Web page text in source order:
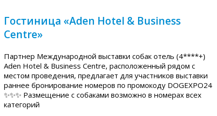
Гостиница «Aden Hotel & Business
Centre»
Партнер Международной выставки собак отель (4****+)
Aden Hotel & Business Centre, расположенный рядом с
местом проведения, предлагает для участников выставки
раннее бронирование номеров по промокоду DOGEXPO24
✨✨✨ Размещение с собаками возможно в номерах всех
категорий